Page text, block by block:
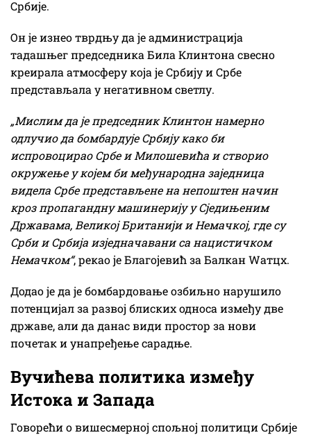
Србије.
Он је изнео тврдњу да је администрација
тадашњег председника Била Клинтона свесно
креирала атмосферу која је Србију и Србе
представљала у негативном светлу.
„Мислим да је председник Клинтон намерно
одлучио да бомбардује Србију како би
испровоцирао Србе и Милошевића и створио
окружење у којем би међународна заједница
видела Србе представљене на непоштен начин
кроз пропагандну машинерију у Сједињеним
Државама, Великој Британији и Немачкој, где су
Срби и Србија изједначавани са нацистичком
Немачком“, рекао је Благојевић за Балкан Wатцх.
Додао је да је бомбардовање озбиљно нарушило
потенцијал за развој блиских односа између две
државе, али да данас види простор за нови
почетак и унапређење сарадње.
Вучићева политика између
Истока и Запада
Говорећи о вишесмерној спољној политици Србије